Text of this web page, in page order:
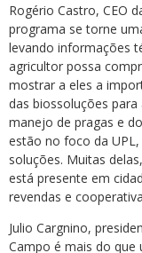
Rogério Castro, CEO
programa se torne
levando informações
agricultor possa
mostrar a eles a
das biossoluções
manejo de pragas e
estão no foco da
soluções. Muitas
está presente em
revendas e
Julio Cargnino,
Campo é mais do que